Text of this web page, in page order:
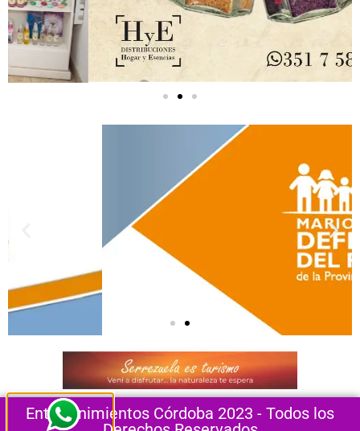
Entretenimientos Córdoba 2023 - Todos los